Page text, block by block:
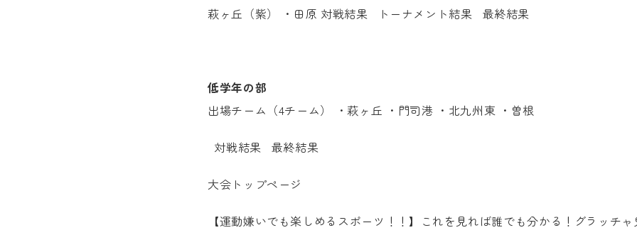
萩ヶ丘（紫） ・田原 対戦結果 トーナメント結果 最終結果
低学年の部
出場チーム（4チーム） ・萩ヶ丘 ・門司港 ・北九州東 ・曽根
対戦結果 最終結果
大会トップページ
【運動嫌いでも楽しめるスポーツ！！】これを見れば誰でも分かる！グラッチャ